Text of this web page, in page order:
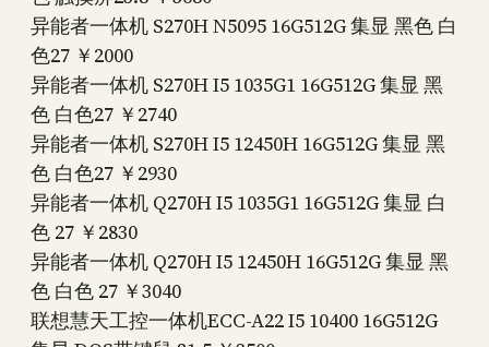
异能者一体机 S270H N5095 16G512G 集显 黑色 白
色27 ￥2000
异能者一体机 S270H I5 1035G1 16G512G 集显 黑
色 白色27 ￥2740
异能者一体机 S270H I5 12450H 16G512G 集显 黑
色 白色27 ￥2930
异能者一体机 Q270H I5 1035G1 16G512G 集显 白
色 27 ￥2830
异能者一体机 Q270H I5 12450H 16G512G 集显 黑
色 白色 27 ￥3040
联想慧天工控一体机ECC-A22 I5 10400 16G512G